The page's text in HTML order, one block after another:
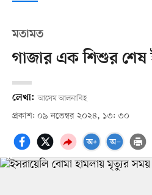
মতামত
গাজার এক শিশুর শেষ
লেখা: আসেম আলনাবিহ
প্রকাশ: ০৯ নভেম্বর ২০২৪, ১৩: ৩০